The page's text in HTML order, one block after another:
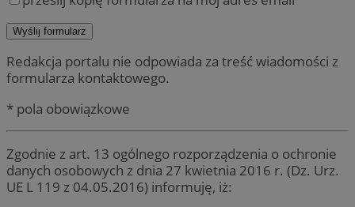
Redakcja portalu nie odpowiada za treść wiadomości z
formularza kontaktowego.
* pola obowiązkowe
Zgodnie z art. 13 ogólnego rozporządzenia o ochronie
danych osobowych z dnia 27 kwietnia 2016 r. (Dz. Urz.
UE L 119 z 04.05.2016) informuję, iż: